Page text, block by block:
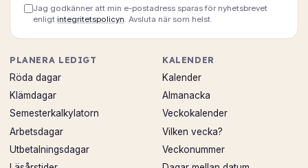
Jag godkänner att min e-postadress sparas för nyhetsbrevet
enligt integritetspolicyn. Avsluta när som helst.
PLANERA LEDIGT
Röda dagar
Klämdagar
Semesterkalkylatorn
Arbetsdagar
Utbetalningsdagar
KALENDER
Kalender
Almanacka
Veckokalender
Vilken vecka?
Veckonummer